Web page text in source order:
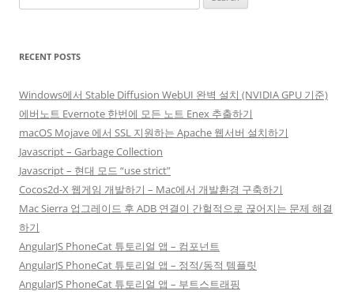
for:
RECENT POSTS
Windows에서 Stable Diffusion WebUI 완벽 설치 (NVIDIA GPU 기준)
에버노트 Evernote 한번에 모든 노트 Enex 추출하기
macOS Mojave 에서 SSL 지원하는 Apache 웹서버 설치하기
Javascript – Garbage Collection
Javascript – 현대 모드 “use strict”
Cocos2d-X 웹게임 개발하기 – Mac에서 개발환경 구축하기
Mac Sierra 업그레이드 후 ADB 연결이 간헐적으로 끊어지는 문제 해결
하기
AngularJS PhoneCat 튜토리얼 앱 – 컴포넌트
AngularJS PhoneCat 튜토리얼 앱 – 정적/동적 템플릿
AngularJS PhoneCat 튜토리얼 앱 – 부트스트래핑